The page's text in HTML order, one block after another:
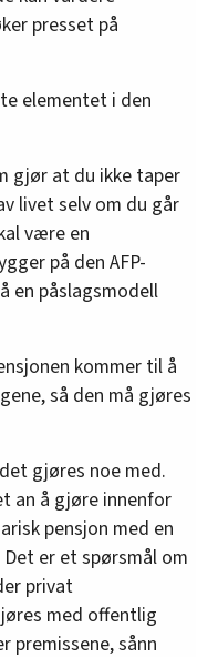
presset på
elementet i den
gjør at du ikke taper
livet selv om du går
være en
på den AFP-
en påslagsmodell
kommer til å
så den må gjøres
gjøres noe med.
an å gjøre innenfor
pensjon med en
er et spørsmål om
privat
med offentlig
premissene, sånn